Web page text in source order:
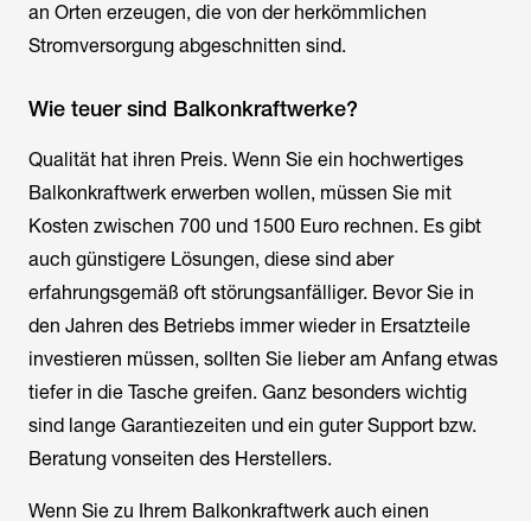
an Orten erzeugen, die von der herkömmlichen
Stromversorgung abgeschnitten sind.
Wie teuer sind Balkonkraftwerke?
Qualität hat ihren Preis. Wenn Sie ein hochwertiges
Balkonkraftwerk erwerben wollen, müssen Sie mit
Kosten zwischen 700 und 1500 Euro rechnen. Es gibt
auch günstigere Lösungen, diese sind aber
erfahrungsgemäß oft störungsanfälliger. Bevor Sie in
den Jahren des Betriebs immer wieder in Ersatzteile
investieren müssen, sollten Sie lieber am Anfang etwas
tiefer in die Tasche greifen. Ganz besonders wichtig
sind lange Garantiezeiten und ein guter Support bzw.
Beratung vonseiten des Herstellers.
Wenn Sie zu Ihrem Balkonkraftwerk auch einen